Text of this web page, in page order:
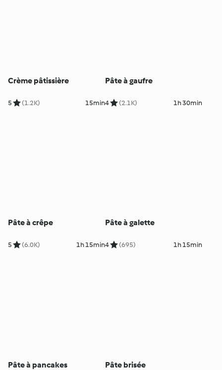
Crème pâtissière
5 (1.2K) 15min
Pâte à gaufre
4 (2.1K) 1h 30min
Pâte à crêpe
5 (6.0K) 1h 15min
Pâte à galette
4 (695) 1h 15min
Pâte à pancakes Pâte brisée